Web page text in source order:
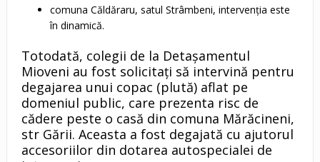
comuna Căldăraru, satul Strâmbeni, intervenția este
în dinamică.
Totodată, colegii de la Detașamentul
Mioveni au fost solicitați să intervină pentru
degajarea unui copac (plută) aflat pe
domeniul public, care prezenta risc de
cădere peste o casă din comuna Mărăcineni,
str Gării. Aceasta a fost degajată cu ajutorul
accesoriilor din dotarea autospecialei de